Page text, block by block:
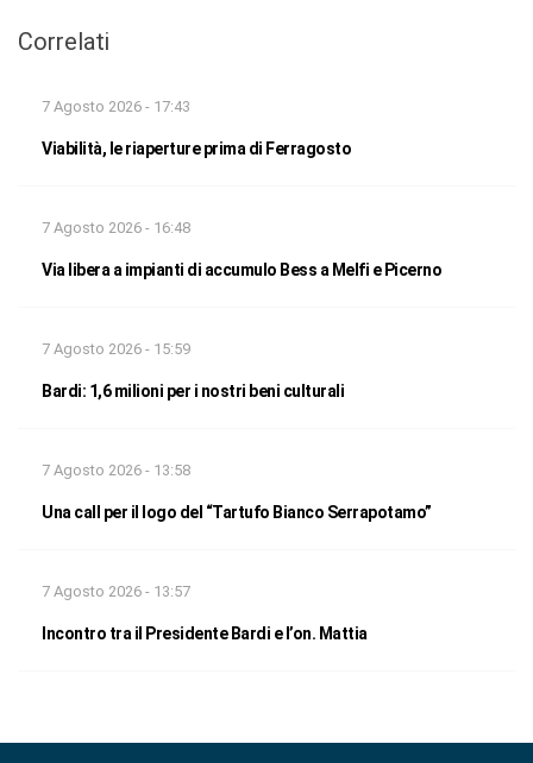
Correlati
7 Agosto 2026 - 17:43
Viabilità, le riaperture prima di Ferragosto
7 Agosto 2026 - 16:48
Via libera a impianti di accumulo Bess a Melfi e Picerno
7 Agosto 2026 - 15:59
Bardi: 1,6 milioni per i nostri beni culturali
7 Agosto 2026 - 13:58
Una call per il logo del “Tartufo Bianco Serrapotamo”
7 Agosto 2026 - 13:57
Incontro tra il Presidente Bardi e l’on. Mattia